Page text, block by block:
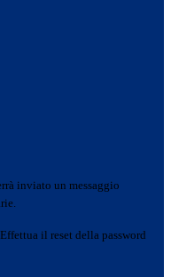
inviato un messaggio
il reset della password